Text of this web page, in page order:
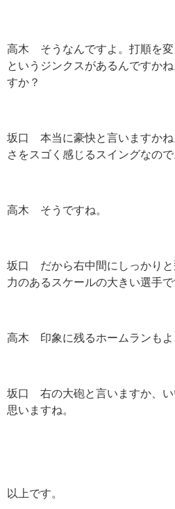
高木 そうなんですよ。打順を変
というジンクスがあるんですか
すか？
坂口 本当に豪快と言いますかね
さをスゴく感じるスイングなので
高木 そうですね。
坂口 だから右中間にしっかりと
力のあるスケールの大きい選手で
高木 印象に残るホームランもよ
坂口 右の大砲と言いますか、い
思いますね。
以上です。